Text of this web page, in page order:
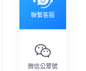
聯繫客服
微信公眾號